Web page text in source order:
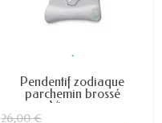
.
Pendentif zodiaque
parchemin brossé
Vierge...
26,00 €